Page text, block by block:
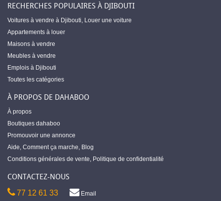
RECHERCHES POPULAIRES À DJIBOUTI
Voitures à vendre à Djibouti, Louer une voiture
Appartements à louer
Maisons à vendre
Meubles à vendre
Emplois à Djibouti
Toutes les catégories
À PROPOS DE DAHABOO
À propos
Boutiques dahaboo
Promouvoir une annonce
Aide, Comment ça marche, Blog
Conditions générales de vente, Politique de confidentialité
CONTACTEZ-NOUS
77 12 61 33 Email